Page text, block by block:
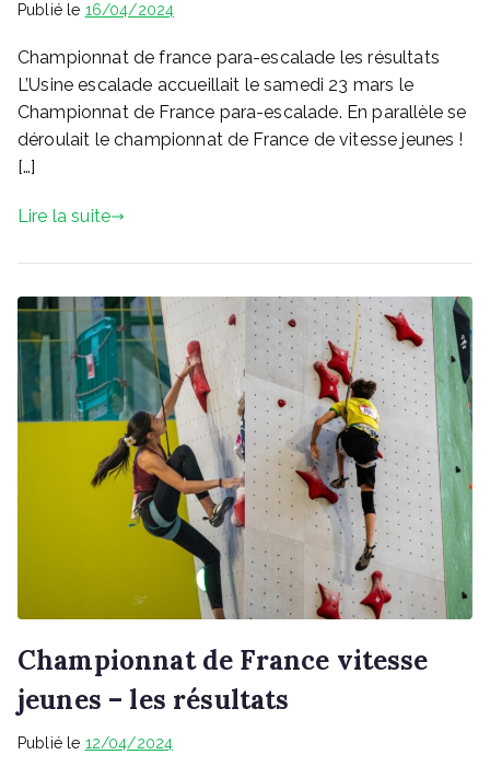
Publié le 16/04/2024
Championnat de france para-escalade les résultats
L’Usine escalade accueillait le samedi 23 mars le
Championnat de France para-escalade. En parallèle se
déroulait le championnat de France de vitesse jeunes !
[…]
Lire la suite
Championnat de France vitesse
jeunes – les résultats
Publié le 12/04/2024